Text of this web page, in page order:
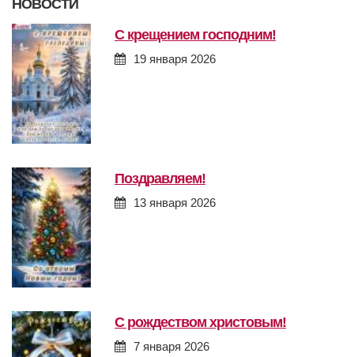
НОВОСТИ
с крещением господним!
19 января 2026
поздравляем!
13 января 2026
с рождеством христовым!
7 января 2026